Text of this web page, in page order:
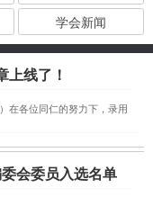
学会新闻
上线了！
在各位同仁的努力下，录用
会委员入选名单